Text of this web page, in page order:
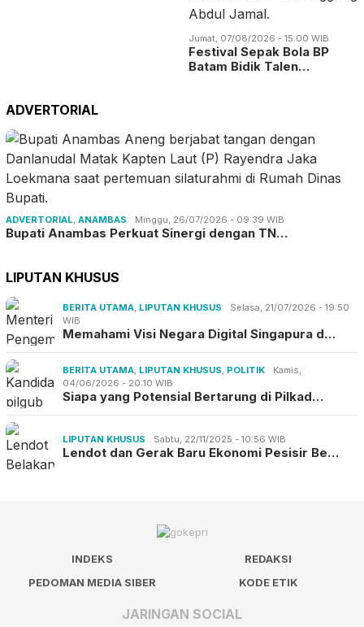
Jumat, 07/08/2026 - 15:00 WIB
Festival Sepak Bola BP
Batam Bidik Talen…
ADVERTORIAL
ADVERTORIAL ANAMBAS Minggu, 26/07/2026 - 09:39 WIB
Bupati Anambas Perkuat Sinergi dengan TN…
LIPUTAN KHUSUS
BERITA UTAMA LIPUTAN KHUSUS
Selasa, 21/07/2026 - 19:50
WIB
Memahami Visi Negara Digital Singapura d…
BERITA UTAMA LIPUTAN KHUSUS POLITIK
Kamis,
04/06/2026 - 20:10 WIB
Siapa yang Potensial Bertarung di Pilkad…
LIPUTAN KHUSUS Sabtu, 22/11/2025 - 10:56 WIB
Lendot dan Gerak Baru Ekonomi Pesisir Be…
INDEKS
REDAKSI
PEDOMAN MEDIA SIBER
KODE ETIK
JARINGAN SOCIAL